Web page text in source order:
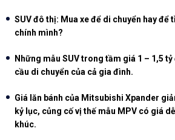
SUV đô thị: Mua xe để di chuyển hay để
chính mình?
Những mẫu SUV trong tầm giá 1 – 1,5
cầu di chuyển của cả gia đình.
Giá lăn bánh của Mitsubishi Xpander
kỷ lục, củng cố vị thế mẫu MPV có giá
khúc.